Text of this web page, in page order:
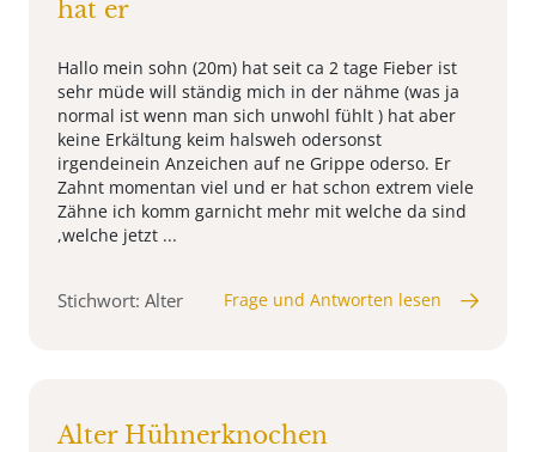
hat er
Hallo mein sohn (20m) hat seit ca 2 tage Fieber ist
sehr müde will ständig mich in der nähme (was ja
normal ist wenn man sich unwohl fühlt ) hat aber
keine Erkältung keim halsweh odersonst
irgendeinein Anzeichen auf ne Grippe oderso. Er
Zahnt momentan viel und er hat schon extrem viele
Zähne ich komm garnicht mehr mit welche da sind
,welche jetzt ...
Stichwort: Alter Frage und Antworten lesen
Alter Hühnerknochen